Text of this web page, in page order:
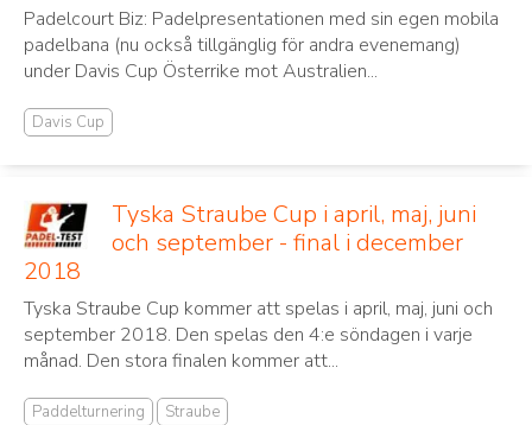
Padelcourt Biz: Padelpresentationen med sin egen mobila
padelbana (nu också tillgänglig för andra evenemang)
under Davis Cup Österrike mot Australien...
Davis Cup
Tyska Straube Cup i april, maj, juni
och september - final i december
2018
Tyska Straube Cup kommer att spelas i april, maj, juni och
september 2018. Den spelas den 4:e söndagen i varje
månad. Den stora finalen kommer att...
Paddelturnering Straube